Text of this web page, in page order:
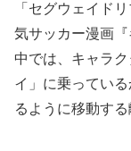
「セグウェイド
気サッカー漫画
中では、キャラ
イ」に乗ってい
るように移動す